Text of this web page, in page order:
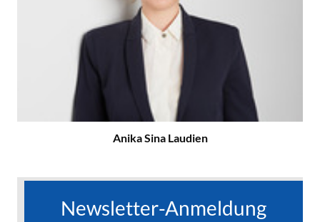
Anika Sina Laudien
Newsletter-Anmeldung